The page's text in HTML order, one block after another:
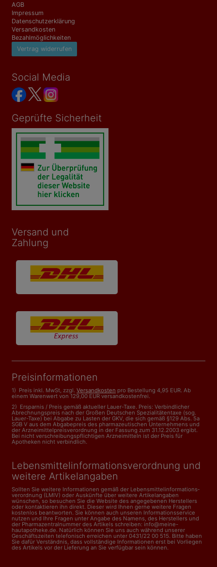
AGB
Impressum
Datenschutzerklärung
Versandkosten
Bezahlmöglichkeiten
Vertrag widerrufen
Social Media
Geprüfte Sicherheit
Versand und
Zahlung
Preisinformationen
1) Preis inkl. MwSt, zzgl. Versandkosten pro Bestellung 4,95 EUR. Ab
einem Warenwert von 129,00 EUR versandkostenfrei.
2) Ersparnis / Preis gemäß aktueller Lauer-Taxe. Preis: Verbindlicher
Abrechnungspreis nach der Großen Deutschen Spezialitätentaxe (sog.
Lauer-Taxe) bei Abgabe zu Lasten der GKV, die sich gemäß §129 Abs. 5a
SGB V aus dem Abgabepreis des pharmazeutischen Unternehmens und
der Arzneimittelpreisverordnung in der Fassung zum 31.12.2003 ergibt.
Bei nicht verschreibungspflichtigen Arzneimitteln ist der Preis für
Apotheken nicht verbindlich.
Lebensmittelinformations­verordnung und
weitere Artikelangaben
Sollten Sie weitere Informationen gemäß der Lebensmittel­informations­
verordnung (LMIV) oder Auskünfte über weitere Artikelangaben
wünschen, so besuchen Sie die Website des angegebenen Herstellers
oder kontaktieren ihn direkt. Dieser wird Ihnen gerne weitere Fragen
kostenlos beantworten. Sie können auch unseren Informationsservice
nutzen und Ihre Fragen unter Angabe des Namens, des Herstellers und
der Pharmazentralnummer des Artikels schreiben: info@meine-
hautapotheke.de. Natürlich können Sie uns auch während unserer
Geschäftszeiten telefonisch erreichen unter 0431/22 00 515. Bitte haben
Sie dafür Verständnis, dass vollständige Informationen erst bei Vorliegen
des Artikels vor der Lieferung an Sie verfügbar sein können.